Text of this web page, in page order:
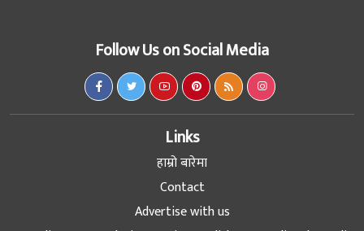
Follow Us on Social Media
Links
हाम्रो बारेमा
Contact
Advertise with us